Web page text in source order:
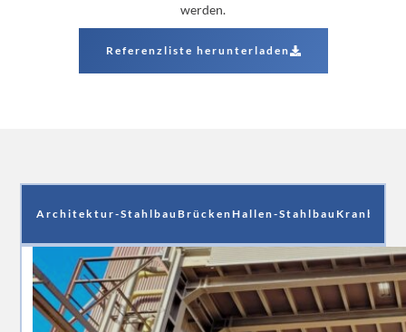
werden.
Referenzliste herunterladen
Architektur-StahlbauBrückenHallen-Stahlbau